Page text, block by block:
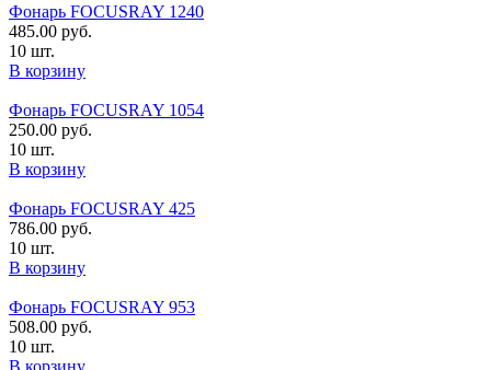
Фонарь FOCUSRAY 1240
485.00 руб.
10 шт.
В корзину
Фонарь FOCUSRAY 1054
250.00 руб.
10 шт.
В корзину
Фонарь FOCUSRAY 425
786.00 руб.
10 шт.
В корзину
Фонарь FOCUSRAY 953
508.00 руб.
10 шт.
В корзину